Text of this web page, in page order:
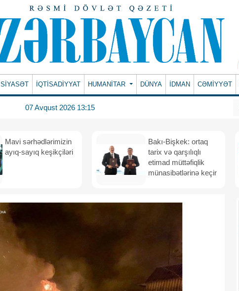
SİYASƏT İQTİSADİYYAT HUMANITAR DÜNYA İDMAN CƏMİYYƏT
07 Avqust 2026 13:15
Mavi sərhədlərimizin
ayıq-sayıq keşikçiləri
Bakı-Bişkek: ortaq
tarix və qarşılıqlı
etimad müttəfiqlik
münasibətlərinə keçir